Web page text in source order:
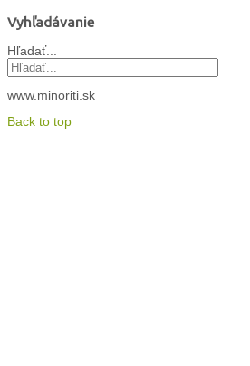
Vyhľadávanie
Hľadať...
www.minoriti.sk
Back to top